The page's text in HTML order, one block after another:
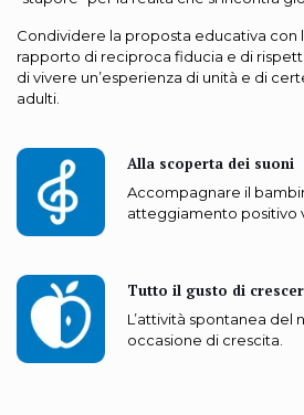
Condividere la proposta educativa con
rapporto di reciproca fiducia e di
di vivere un’esperienza di unità e di
adulti.
Alla scoperta dei suoni
Accompagnare il
atteggiamento positivo
Tutto il gusto di
L’attività spontanea del
occasione di crescita.